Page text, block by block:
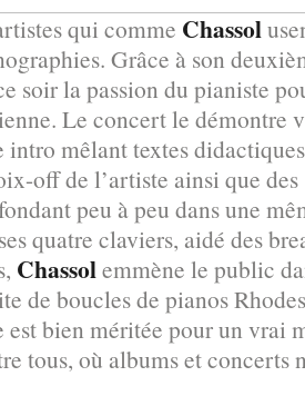
qui comme Chassol
Grâce à son
soir la passion du pianiste
Le concert le démontre
intro mêlant textes
off de l’artiste ainsi que
peu à peu dans une
quatre claviers, aidé des
Chassolemmène le public
de boucles de pianos
est bien méritée pour un vrai
tous, où albums et concerts